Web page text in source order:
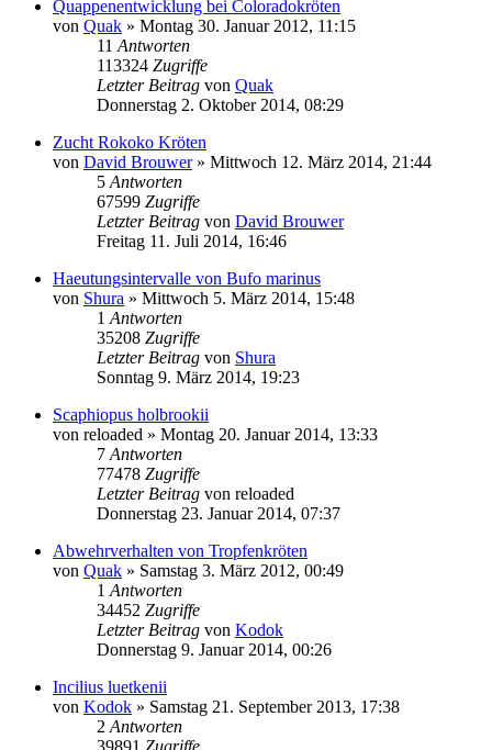
Quappenentwicklung bei Coloradokröten
von Quak » Montag 30. Januar 2012, 11:15
11 Antworten
113324 Zugriffe
Letzter Beitrag von Quak
Donnerstag 2. Oktober 2014, 08:29
Zucht Rokoko Kröten
von David Brouwer» Mittwoch 12. März 2014, 21:44
5 Antworten
67599 Zugriffe
Letzter Beitrag von David Brouwer
Freitag 11. Juli 2014, 16:46
Haeutungsintervalle von Bufo marinus
von Shura » Mittwoch 5. März 2014, 15:48
1 Antworten
35208 Zugriffe
Letzter Beitrag von Shura
Sonntag 9. März 2014, 19:23
Scaphiopus holbrookii
von reloaded » Montag 20. Januar 2014, 13:33
7 Antworten
77478 Zugriffe
Letzter Beitrag von reloaded
Donnerstag 23. Januar 2014, 07:37
Abwehrverhalten von Tropfenkröten
von Quak » Samstag 3. März 2012, 00:49
1 Antworten
34452 Zugriffe
Letzter Beitrag von Kodok
Donnerstag 9. Januar 2014, 00:26
Incilius luetkenii
von Kodok » Samstag 21. September 2013, 17:38
2 Antworten
39891 Zugriffe